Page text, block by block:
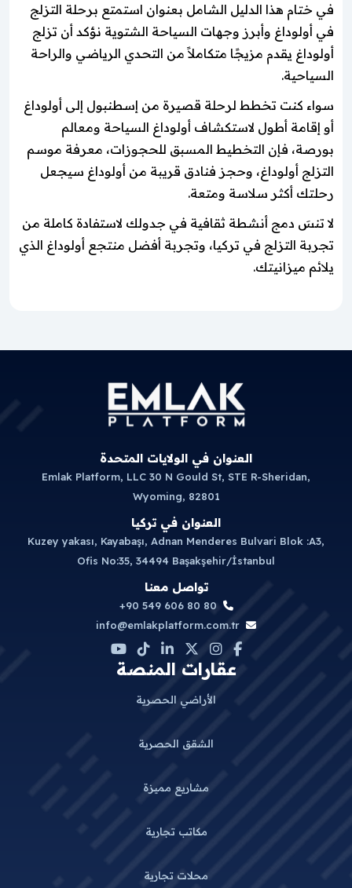
في ختام هذا الدليل الشامل بعنوان استمتع برحلة التزلج
في أولوداغ وأبرز وجهات السياحة الشتوية نؤكد أن تزلج
أولوداغ يقدم مزيجًا متكاملاً من التحدي الرياضي والراحة
السياحية.
سواء كنت تخطط لرحلة قصيرة من إسطنبول إلى أولوداغ
أو إقامة أطول لاستكشاف أولوداغ السياحة ومعالم
بورصة، فإن التخطيط المسبق للحجوزات، معرفة موسم
التزلج أولوداغ، وحجز فنادق قريبة من أولوداغ سيجعل
رحلتك أكثر سلاسة ومتعة.
لا تنسَ دمج أنشطة ثقافية في جدولك لاستفادة كاملة من
تجربة التزلج في تركيا، وتجربة أفضل منتجع أولوداغ الذي
يلائم ميزانيتك.
العنوان في الولايات المتحدة
Emlak Platform, LLC 30 N Gould St, STE R-Sheridan,
Wyoming, 82801
العنوان في تركيا
Kuzey yakası, Kayabaşı, Adnan Menderes Bulvari Blok :A3,
Ofis No:35, 34494 Başakşehir/İstanbul
تواصل معنا
+90 549 606 80 80
info@emlakplatform.com.tr
عقارات المنصة
الأراضي الحصرية
الشقق الحصرية
مشاريع مميزة
مكاتب تجارية
محلات تجارية